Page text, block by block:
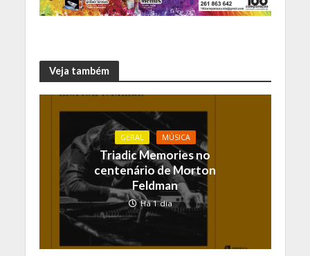
Veja também
GERAL MÚSICA
Triadic Memories no
centenário de Morton
Feldman
Há 1 dia